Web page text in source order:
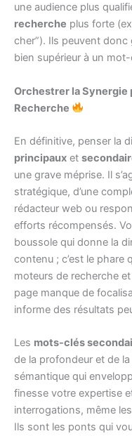
une audience plus
recherche plus forte
cher”). Ils peuvent donc
bien supérieur à un
Orchestrer la Synergie
Recherche
En définitive, penser la
principaux et
une grave méprise. Il
stratégique, d’une
rédacteur web ou
efforts récompensés.
boussole qui donne la
contenu ; c’est le phare
moteurs de recherche
page manque de
informe des résultats
Les mots-clés
de la profondeur et de
sémantique qui
finesse votre expertise
interrogations, même
Ils sont les ponts qui